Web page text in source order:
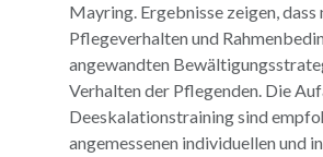
Mayring. Ergebnisse zeigen,
Pflegeverhalten und
angewandten
Verhalten der Pflegenden. Die
Deeskalationstraining sind
angemessenen individuellen und